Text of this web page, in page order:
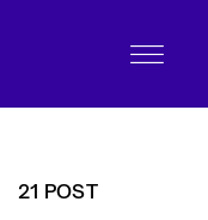
21 POST